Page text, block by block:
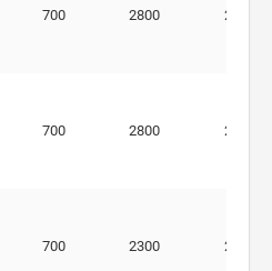
700 2800 250
700 2800 250
700 2300 250